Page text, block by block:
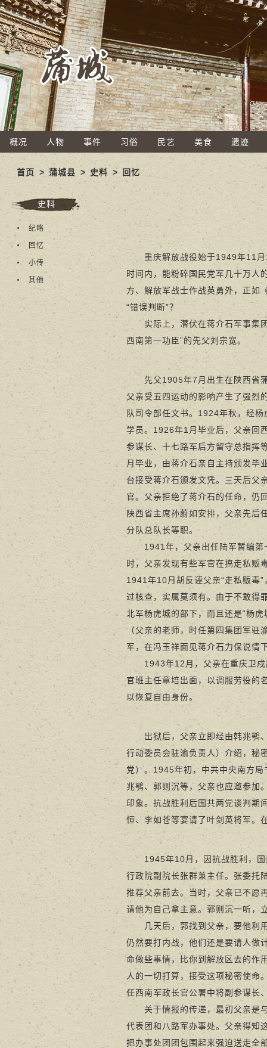
概况 人物 事件 习俗 民艺 美食 遗迹
首页 >蒲城县 > 史料 > 回忆
史料
纪略
回忆
小传
其他
重庆解放战役始于1949年11月1
时间内，能粉碎国民党军几十万人
方、解放军战士作战英勇外，正如
“错误判断”？
实际上，潜伏在蒋介石军事集团
西南第一功臣”的先父刘宗宽。
先父1905年7月出生在陕西省蒲
父亲受五四运动的影响产生了强烈
队司令部任文书。1924年秋，经
学员。1926年1月毕业后，父亲回
参谋长、十七路军后方留守总指挥
月毕业，由蒋介石亲自主持颁发毕
台接受蒋介石颁发文凭。三天后父
官。父亲拒绝了蒋介石的任命，仍
陕西省主席孙蔚如安排，父亲先后
分队总队长等职。
1941年，父亲出任陆军暂编第
时，父亲发现有些军官在搞走私贩
1941年10月胡反诬父亲“走私贩毒
过核查，实属莫须有。由于不敢得
北军杨虎城的部下，而且还是“杨
（父亲的老师，时任第四集团军驻
军，在冯玉祥面见蒋介石力保说情
1943年12月，父亲在重庆卫戍
官班主任章培出面，以调服劳役的
以恢复自由身份。
出狱后，父亲立即经由韩兆鹗、
行动委员会驻渝负责人）介绍，秘
党）。1945年初，中共中央南方
兆鹗、郭则沉等，父亲也应邀参加
印象。抗战胜利后国共两党谈判期
恒、李如苍等宴请了叶剑英将军。
1945年10月，因抗战胜利，国
行政院副院长张群兼主任。张委托
推荐父亲前去。当时，父亲已不愿
请他为自己拿主意。郭则沉一听，
几天后，郭找到父亲，要他利用
仍然要打内战，他们还是要请人做
命做些事情，比你到解放区去的
人的一切打算，接受这项秘密使
任西南军政长官公署中将副参谋长
关于情报的传递，最初父亲是与
代表团和八路军办事处。父亲得知
把办事处团团包围起来强迫送走全